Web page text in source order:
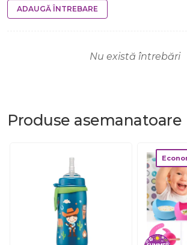
ADAUGĂ ÎNTREBARE
Nu există întrebări
Produse asemanatoare